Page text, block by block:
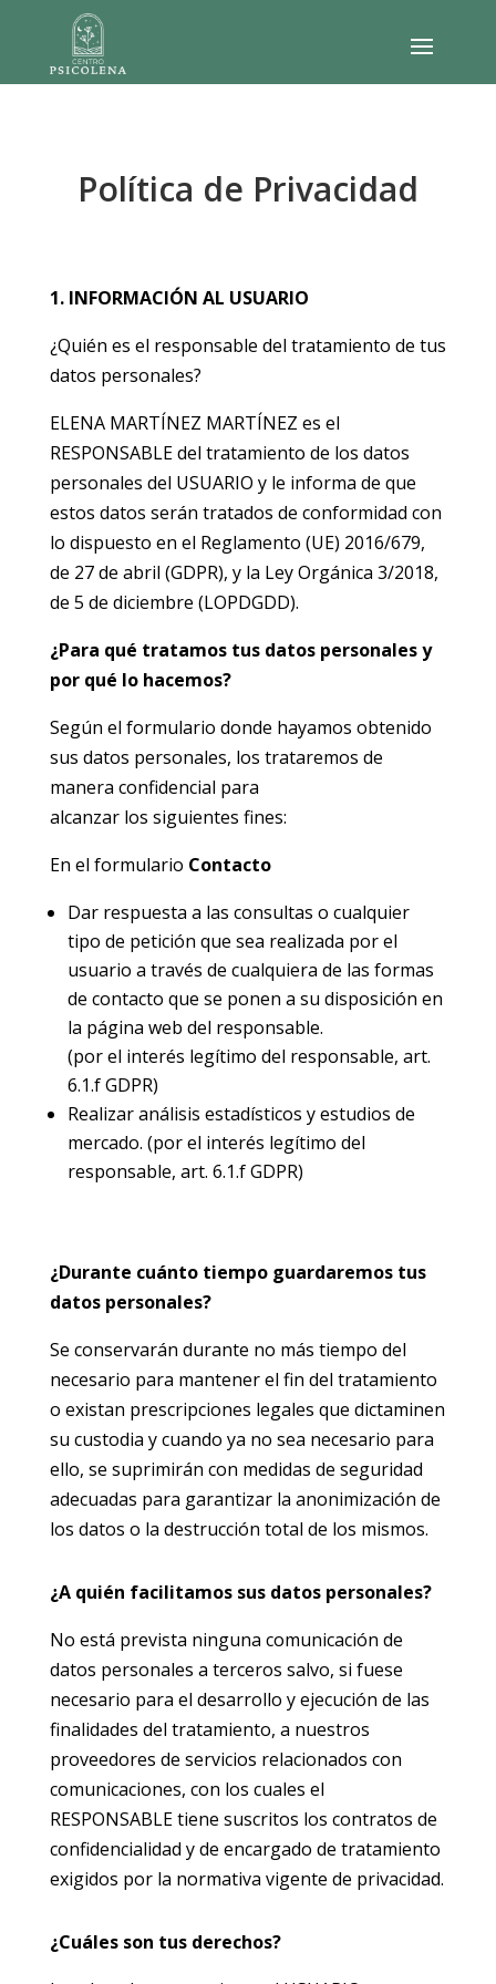
Política de Privacidad
1. INFORMACIÓN AL USUARIO
¿Quién es el responsable del tratamiento de tus
datos personales?
ELENA MARTÍNEZ MARTÍNEZ es el
RESPONSABLE del tratamiento de los datos
personales del USUARIO y le informa de que
estos datos serán tratados de conformidad con
lo dispuesto en el Reglamento (UE) 2016/679,
de 27 de abril (GDPR), y la Ley Orgánica 3/2018,
de 5 de diciembre (LOPDGDD).
¿Para qué tratamos tus datos personales y
por qué lo hacemos?
Según el formulario donde hayamos obtenido
sus datos personales, los trataremos de
manera confidencial para
alcanzar los siguientes fines:
En el formulario Contacto
Dar respuesta a las consultas o cualquier
tipo de petición que sea realizada por el
usuario a través de cualquiera de las formas
de contacto que se ponen a su disposición en
la página web del responsable.
(por el interés legítimo del responsable, art.
6.1.f GDPR)
Realizar análisis estadísticos y estudios de
mercado. (por el interés legítimo del
responsable, art. 6.1.f GDPR)
¿Durante cuánto tiempo guardaremos tus
datos personales?
Se conservarán durante no más tiempo del
necesario para mantener el fin del tratamiento
o existan prescripciones legales que dictaminen
su custodia y cuando ya no sea necesario para
ello, se suprimirán con medidas de seguridad
adecuadas para garantizar la anonimización de
los datos o la destrucción total de los mismos.
¿A quién facilitamos sus datos personales?
No está prevista ninguna comunicación de
datos personales a terceros salvo, si fuese
necesario para el desarrollo y ejecución de las
finalidades del tratamiento, a nuestros
proveedores de servicios relacionados con
comunicaciones, con los cuales el
RESPONSABLE tiene suscritos los contratos de
confidencialidad y de encargado de tratamiento
exigidos por la normativa vigente de privacidad.
¿Cuáles son tus derechos?